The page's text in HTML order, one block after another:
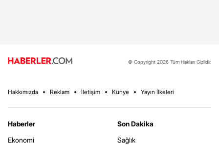
© Copyright 2026 Tüm Hakları Gizlidir.
Hakkımızda Reklam İletişim Künye Yayın İlkeleri
Haberler
Ekonomi
Son Dakika
Sağlık